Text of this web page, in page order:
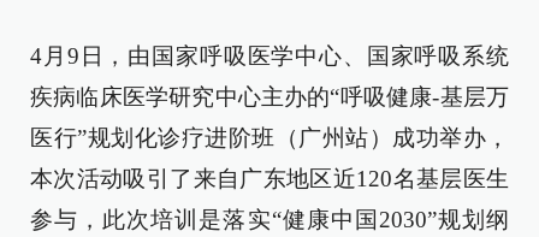
4月9日，由国家呼吸医学中心、国家呼吸系统
疾病临床医学研究中心主办的“呼吸健康-基层万
医行”规划化诊疗进阶班（广州站）成功举办，
本次活动吸引了来自广东地区近120名基层医生
参与，此次培训是落实“健康中国2030”规划纲